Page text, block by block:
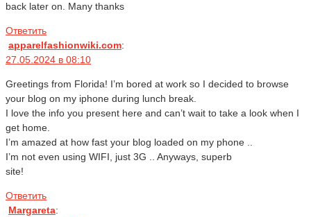
back later on. Many thanks
Ответить
apparelfashionwiki.com:
27.05.2024 в 08:10
Greetings from Florida! I’m bored at work so I decided to browse
your blog on my iphone during lunch break.
I love the info you present here and can’t wait to take a look when I
get home.
I’m amazed at how fast your blog loaded on my phone ..
I’m not even using WIFI, just 3G .. Anyways, superb
site!
Ответить
Margareta: